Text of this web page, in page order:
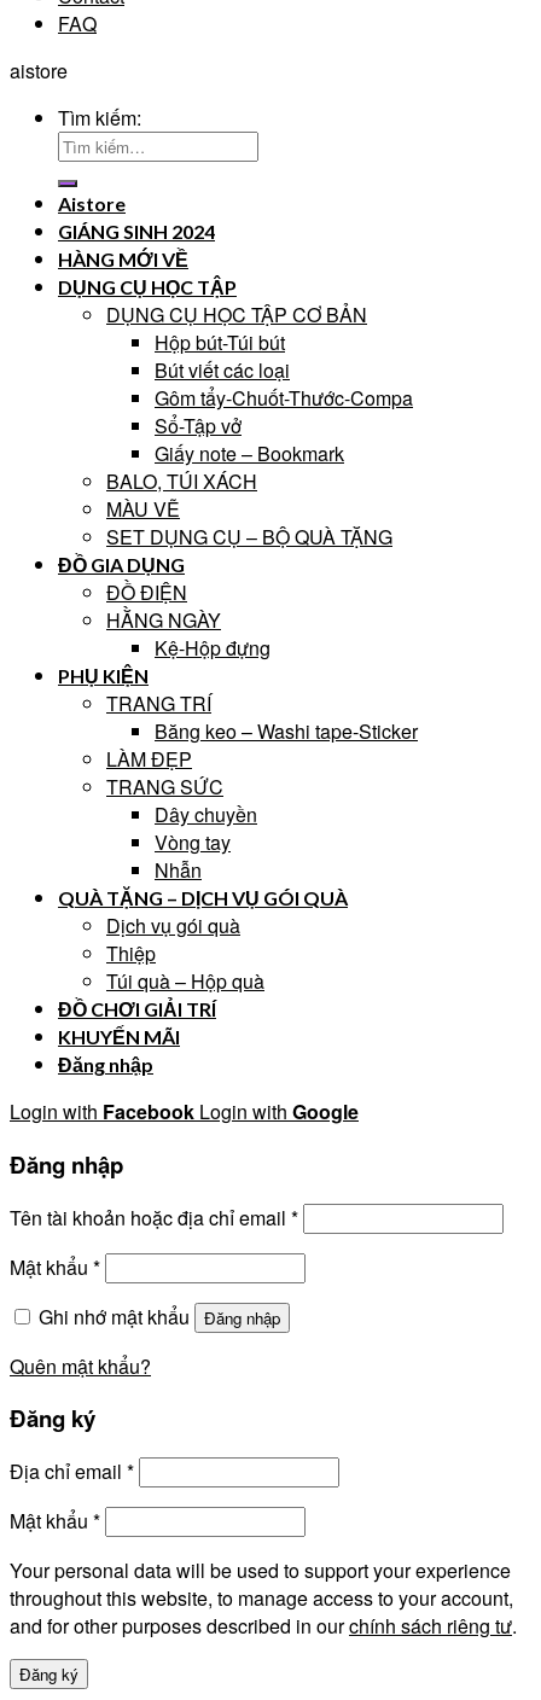
FAQ
aistore
Tìm kiếm:
Aistore
GIÁNG SINH 2024
HÀNG MỚI VỀ
DỤNG CỤ HỌC TẬP
DỤNG CỤ HỌC TẬP CƠ BẢN
Hộp bút-Túi bút
Bút viết các loại
Gôm tẩy-Chuốt-Thước-Compa
Sổ-Tập vở
Giấy note – Bookmark
BALO, TÚI XÁCH
MÀU VẼ
SET DỤNG CỤ – BỘ QUÀ TẶNG
ĐỒ GIA DỤNG
ĐỒ ĐIỆN
HẰNG NGÀY
Kệ-Hộp đựng
PHỤ KIỆN
TRANG TRÍ
Băng keo – Washi tape-Sticker
LÀM ĐẸP
TRANG SỨC
Dây chuyền
Vòng tay
Nhẫn
QUÀ TẶNG – DỊCH VỤ GÓI QUÀ
Dịch vụ gói quà
Thiệp
Túi quà – Hộp quà
ĐỒ CHƠI GIẢI TRÍ
KHUYẾN MÃI
Đăng nhập
Login with Facebook Login with Google
Đăng nhập
Tên tài khoản hoặc địa chỉ email *
Mật khẩu *
Ghi nhớ mật khẩu
Đăng nhập
Quên mật khẩu?
Đăng ký
Địa chỉ email *
Mật khẩu *
Your personal data will be used to support your experience
throughout this website, to manage access to your account,
and for other purposes described in ourchính sách riêng tư.
Đăng ký